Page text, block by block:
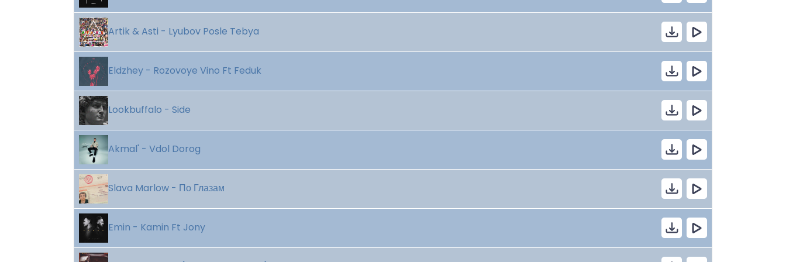
Artik & Asti - Lyubov Posle Tebya
Eldzhey - Rozovoye Vino Ft Feduk
Lookbuffalo - Side
Akmal' - Vdol Dorog
Slava Marlow - По Глазам
Emin - Kamin Ft Jony